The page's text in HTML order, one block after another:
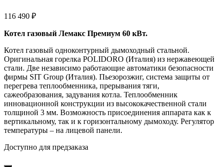
116 490 ₽
Котел газовый Лемакс Премиум 60 кВт.
Котел газовый одноконтурный дымоходный стальной.
Оригинальная горелка POLIDORO (Италия) из нержавеющей
стали. Две независимо работающие автоматики безопасности
фирмы SIT Group (Италия). Пьезорозжиг, система защиты от
перегрева теплообменника, прерывания тяги,
сажеобразования, задувания котла. Теплообменник
инновационной конструкции из высококачественной стали
толщиной 3 мм. Возможность присоединения аппарата как к
вертикальному, так и к горизонтальному дымоходу. Регулятор
температуры – на лицевой панели.
Доступно для предзаказа